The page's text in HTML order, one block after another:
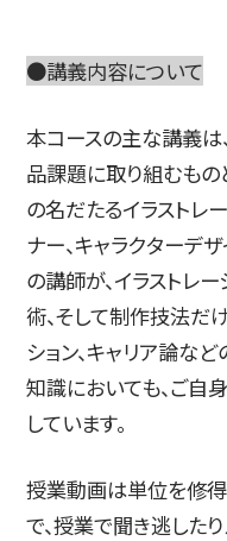
●講義内容について
本コースの主な講義は
品課題に取り組むもの
の名だたるイラストレ
ナー、キャラクターデ
の講師が、イラストレ
術、そして制作技法だ
ション、キャリア論な
知識においても、ご自
しています。
授業動画は単位を修
で、授業で聞き逃した